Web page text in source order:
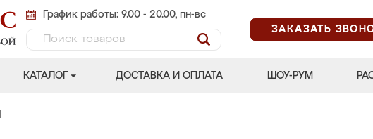
График работы: 9.00 - 20.00, пн-вс
ЗАКАЗАТЬ
КАТАЛОГ ДОСТАВКА И ОПЛАТА ШОУ-РУМ